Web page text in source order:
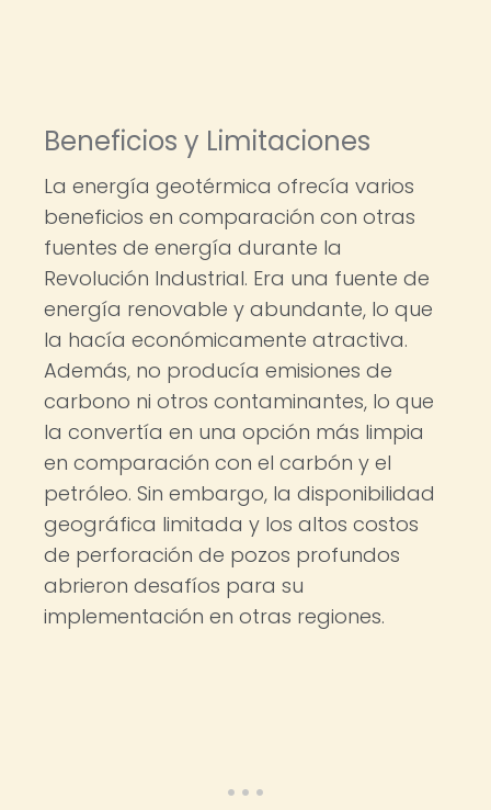
Beneficios y Limitaciones
La energía geotérmica ofrecía varios
beneficios en comparación con otras
fuentes de energía durante la
Revolución Industrial. Era una fuente de
energía renovable y abundante, lo que
la hacía económicamente atractiva.
Además, no producía emisiones de
carbono ni otros contaminantes, lo que
la convertía en una opción más limpia
en comparación con el carbón y el
petróleo. Sin embargo, la disponibilidad
geográfica limitada y los altos costos
de perforación de pozos profundos
abrieron desafíos para su
implementación en otras regiones.